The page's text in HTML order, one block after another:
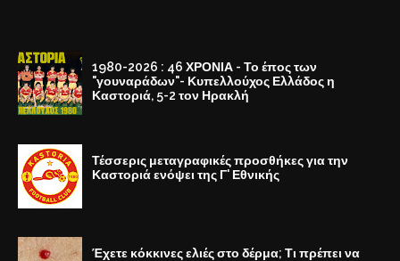
1980-2026 : 46 ΧΡΟΝΙΑ - Το έπος των
"γουναράδων"- Κυπελλούχος Ελλάδος η
Καστοριά, 5-2 τον Ηρακλή
Τέσσερις μεταγραφικές προσθήκες για την
Καστοριά ενόψει της Γ' Εθνικής
Έχετε κόκκινες ελιές στο δέρμα; Τι πρέπει να